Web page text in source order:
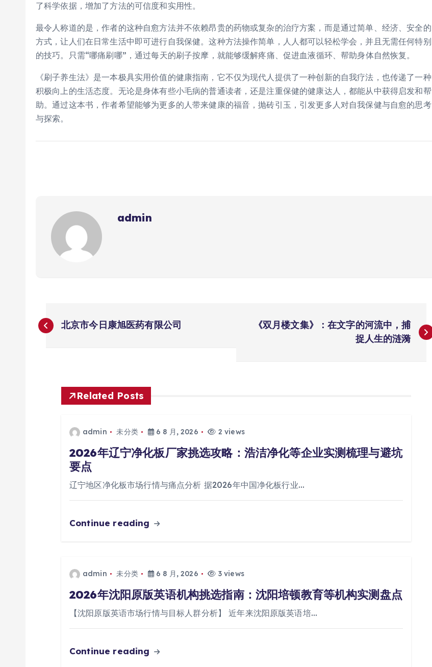
了科学依据，增加了方法的可信度和实用性。
最令人称道的是，作者的这种自愈方法并不依赖昂贵的药物或复杂的治疗方案，而是通过简单、经济、安全的
方式，让人们在日常生活中即可进行自我保健。这种方法操作简单，人人都可以轻松学会，并且无需任何特别
的技巧。只需“哪痛刷哪”，通过每天的刷子按摩，就能够缓解疼痛、促进血液循环、帮助身体自然恢复。
《刷子养生法》是一本极具实用价值的健康指南，它不仅为现代人提供了一种创新的自我疗法，也传递了一种
积极向上的生活态度。无论是身体有些小毛病的普通读者，还是注重保健的健康达人，都能从中获得启发和帮
助。通过这本书，作者希望能够为更多的人带来健康的福音，抛砖引玉，引发更多人对自我保健与自愈的思考
与探索。
admin
文
北京市今日康旭医药有限公司
《双月楼文集》：在文字的河流中，捕
捉人生的涟漪
Related Posts
admin 未分类 6 8 月, 2026 2 views
2026年辽宁净化板厂家挑选攻略：浩洁净化等企业实测梳理与避坑
要点
辽宁地区净化板市场行情与痛点分析 据2026年中国净化板行业…
Continue reading
admin 未分类 6 8 月, 2026 3 views
2026年沈阳原版英语机构挑选指南：沈阳培顿教育等机构实测盘点
【沈阳原版英语市场行情与目标人群分析】 近年来沈阳原版英语培…
Continue reading